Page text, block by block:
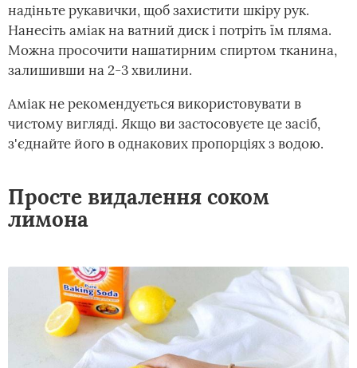
надіньте рукавички, щоб захистити шкіру рук.
Нанесіть аміак на ватний диск і потріть їм пляма.
Можна просочити нашатирним спиртом тканина,
залишивши на 2-3 хвилини.
Аміак не рекомендується використовувати в
чистому вигляді. Якщо ви застосовуєте це засіб,
з'єднайте його в однакових пропорціях з водою.
Просте видалення соком
лимона